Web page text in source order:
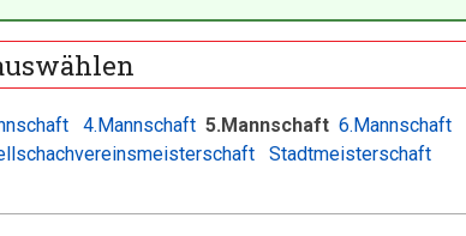
4.Mannschaft 5.Mannschaft 6.Mannschaft
Stadtmeisterschaft